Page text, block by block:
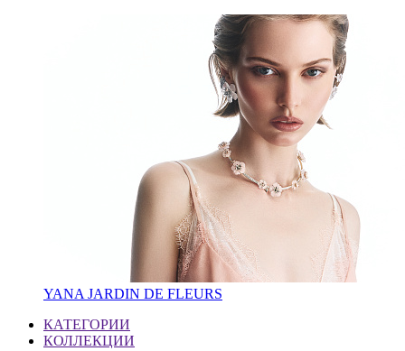
YANA JARDIN DE FLEURS
КАТЕГОРИИ
КОЛЛЕКЦИИ